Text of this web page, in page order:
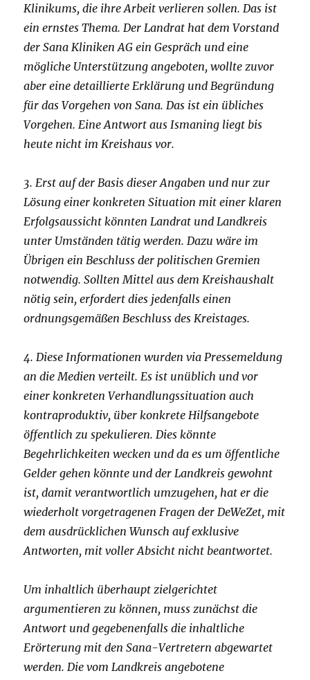
Klinikums, die ihre Arbeit verlieren sollen. Das ist
ein ernstes Thema. Der Landrat hat dem Vorstand
der Sana Kliniken AG ein Gespräch und eine
mögliche Unterstützung angeboten, wollte zuvor
aber eine detaillierte Erklärung und Begründung
für das Vorgehen von Sana. Das ist ein übliches
Vorgehen. Eine Antwort aus Ismaning liegt bis
heute nicht im Kreishaus vor.
3. Erst auf der Basis dieser Angaben und nur zur
Lösung einer konkreten Situation mit einer klaren
Erfolgsaussicht könnten Landrat und Landkreis
unter Umständen tätig werden. Dazu wäre im
Übrigen ein Beschluss der politischen Gremien
notwendig. Sollten Mittel aus dem Kreishaushalt
nötig sein, erfordert dies jedenfalls einen
ordnungsgemäßen Beschluss des Kreistages.
4. Diese Informationen wurden via Pressemeldung
an die Medien verteilt. Es ist unüblich und vor
einer konkreten Verhandlungssituation auch
kontraproduktiv, über konkrete Hilfsangebote
öffentlich zu spekulieren. Dies könnte
Begehrlichkeiten wecken und da es um öffentliche
Gelder gehen könnte und der Landkreis gewohnt
ist, damit verantwortlich umzugehen, hat er die
wiederholt vorgetragenen Fragen der DeWeZet, mit
dem ausdrücklichen Wunsch auf exklusive
Antworten, mit voller Absicht nicht beantwortet.
Um inhaltlich überhaupt zielgerichtet
argumentieren zu können, muss zunächst die
Antwort und gegebenenfalls die inhaltliche
Erörterung mit den Sana-Vertretern abgewartet
werden. Die vom Landkreis angebotene